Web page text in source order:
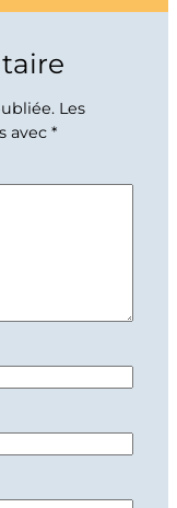
Les
avec *